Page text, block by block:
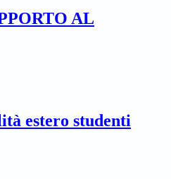
AL
estero studenti